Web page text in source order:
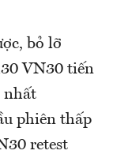
bỏ lỡ
VN30 tiến
nhất
phiên thấp
retest